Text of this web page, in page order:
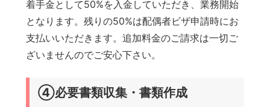
着手金として50%を入金していただき、業務開始
となります。残りの50%は配偶者ビザ申請時にお
支払いいただきます。追加料金のご請求は一切ご
ざいませんのでご安心下さい。
④必要書類収集・書類作成